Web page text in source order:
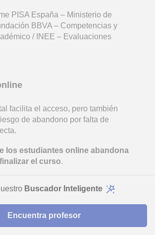
PISA España – Ministerio de
BBVA – Competencias y
/ INEE – Evaluaciones
facilita el acceso, pero también
de abandono por falta de
los estudiantes online abandona
el curso.
.
dificultades de
Buscador Inteligente
Encuentra profesor